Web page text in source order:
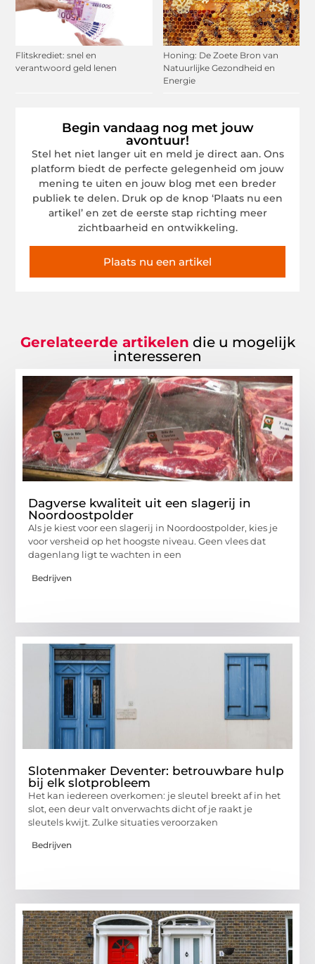
Flitskrediet: snel en
verantwoord geld lenen
Honing: De Zoete Bron van
Natuurlijke Gezondheid en
Energie
Begin vandaag nog met jouw
avontuur!
Stel het niet langer uit en meld je direct aan. Ons
platform biedt de perfecte gelegenheid om jouw
mening te uiten en jouw blog met een breder
publiek te delen. Druk op de knop ‘Plaats nu een
artikel’ en zet de eerste stap richting meer
zichtbaarheid en ontwikkeling.
Plaats nu een artikel
Gerelateerde artikelen die u mogelijk
interesseren
Dagverse kwaliteit uit een slagerij in
Noordoostpolder
Als je kiest voor een slagerij in Noordoostpolder, kies je
voor versheid op het hoogste niveau. Geen vlees dat
dagenlang ligt te wachten in een
Bedrijven
Slotenmaker Deventer: betrouwbare hulp
bij elk slotprobleem
Het kan iedereen overkomen: je sleutel breekt af in het
slot, een deur valt onverwachts dicht of je raakt je
sleutels kwijt. Zulke situaties veroorzaken
Bedrijven